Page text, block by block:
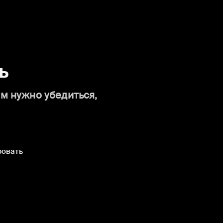
нужно убедиться,